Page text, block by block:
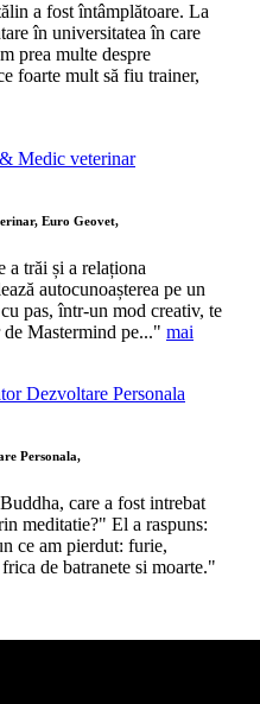
a fost întâmplătoare. La
în universitatea în care
prea multe despre
foarte mult să fiu trainer,
Euro Geovet,
a trăi și a relaționa
autocunoașterea pe un
pas, într-un mod creativ, te
de Mastermind pe..." mai
Personala,
care a fost intrebat
meditatie?" El a raspuns:
ce am pierdut: furie,
de batranete si moarte."